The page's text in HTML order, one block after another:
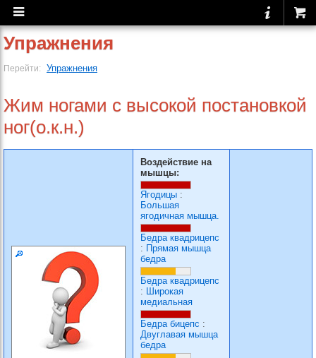
Упражнения
Перейти: Упражнения
Жим ногами с высокой постановкой
ног(о.к.н.)
Воздействие на
мышцы:
Ягодицы :
Большая
ягодичная мышца.
Бедра квадрицепс
: Прямая мышца
бедра
Бедра квадрицепс
: Широкая
медиальная
Бедра бицепс :
Двуглавая мышца
бедра